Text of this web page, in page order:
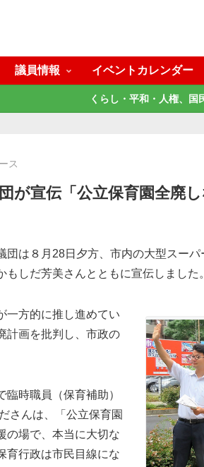
議員情報 イベントカレンダー
くらし・平和・人権、
ス
が宣伝「公立保育園全廃し
団は８月28日夕方、市内の大型スー
もしだ芳美さんとともに宣伝しました。
一方的に推し進めてい
計画を批判し、市政の
臨時職員（保育補助）
さんは、「公立保育園
の場で、本当に大切な
育行政は市民目線にな